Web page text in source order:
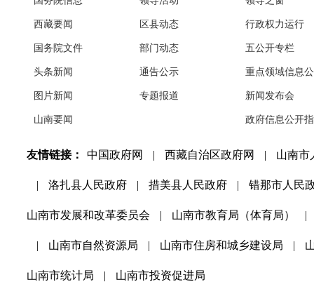
西藏要闻
国务院文件
头条新闻
图片新闻
山南要闻
区县动态
部门动态
通告公示
专题报道
行政权力运行
五公开专栏
重点领域信息
新闻发布会
政府信息公开
友情链接： 中国政府网 | 西藏自治区政府网 | 山南市
| 洛扎县人民政府 | 措美县人民政府 | 错那市人民
山南市发展和改革委员会 | 山南市教育局（体育局） |
| 山南市自然资源局 | 山南市住房和城乡建设局 |
山南市统计局 | 山南市投资促进局